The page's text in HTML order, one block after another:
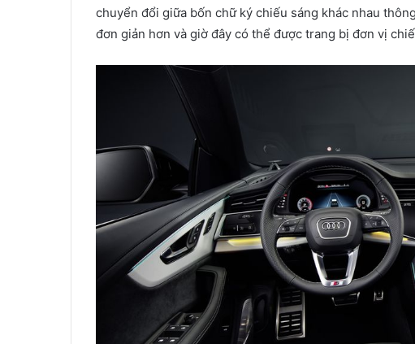
chuyển đổi giữa bốn chữ ký chiếu sáng khác nhau
đơn giản hơn và giờ đây có thể được trang bị đơn vị